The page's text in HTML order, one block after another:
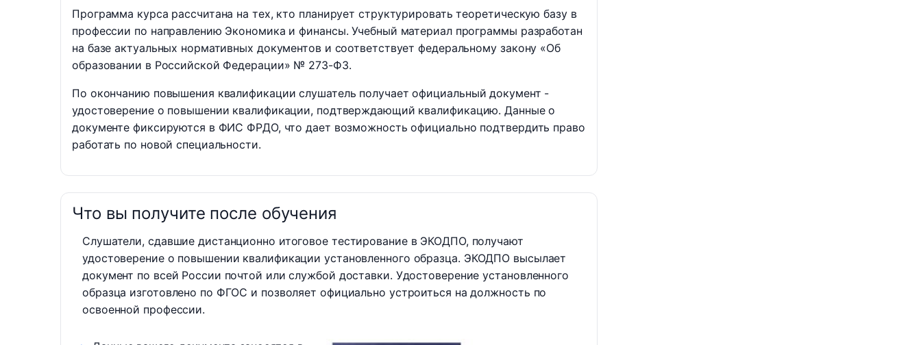
Программа курса рассчитана на тех, кто планирует структурировать теоретическую базу в
профессии по направлению Экономика и финансы. Учебный материал программы разработан
на базе актуальных нормативных документов и соответствует федеральному закону «Об
образовании в Российской Федерации» № 273-ФЗ.
По окончанию повышения квалификации слушатель получает официальный документ -
удостоверение о повышении квалификации, подтверждающий квалификацию. Данные о
документе фиксируются в ФИС ФРДО, что дает возможность официально подтвердить право
работать по новой специальности.
Что вы получите после обучения
Слушатели, сдавшие дистанционно итоговое тестирование в ЭКОДПО, получают
удостоверение о повышении квалификации установленного образца. ЭКОДПО высылает
документ по всей России почтой или службой доставки. Удостоверение установленного
образца изготовлено по ФГОС и позволяет официально устроиться на должность по
освоенной профессии.